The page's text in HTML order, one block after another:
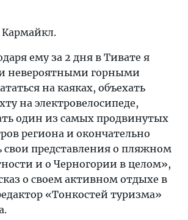
Кармайкл.
ему за 2 дня в Тивате я
невероятными горными
на каяках, объехать
на электровелосипеде,
один из самых продвинутых
региона и окончательно
свои представления о пляжном
и о Черногории в целом»,
о своем активном отдыхе в
«Тонкостей туризма»